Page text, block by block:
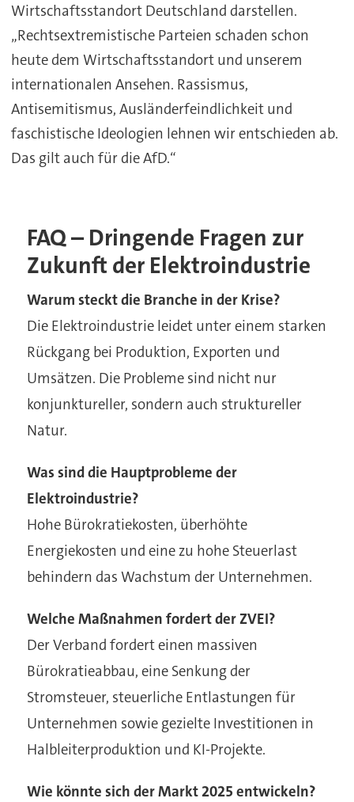
Wirtschaftsstandort Deutschland darstellen.
„Rechtsextremistische Parteien schaden schon
heute dem Wirtschaftsstandort und unserem
internationalen Ansehen. Rassismus,
Antisemitismus, Ausländerfeindlichkeit und
faschistische Ideologien lehnen wir entschieden ab.
Das gilt auch für die AfD.“
FAQ – Dringende Fragen zur
Zukunft der Elektroindustrie
Warum steckt die Branche in der Krise?
Die Elektroindustrie leidet unter einem starken
Rückgang bei Produktion, Exporten und
Umsätzen. Die Probleme sind nicht nur
konjunktureller, sondern auch struktureller
Natur.
Was sind die Hauptprobleme der
Elektroindustrie?
Hohe Bürokratiekosten, überhöhte
Energiekosten und eine zu hohe Steuerlast
behindern das Wachstum der Unternehmen.
Welche Maßnahmen fordert der ZVEI?
Der Verband fordert einen massiven
Bürokratieabbau, eine Senkung der
Stromsteuer, steuerliche Entlastungen für
Unternehmen sowie gezielte Investitionen in
Halbleiterproduktion und KI-Projekte.
Wie könnte sich der Markt 2025 entwickeln?